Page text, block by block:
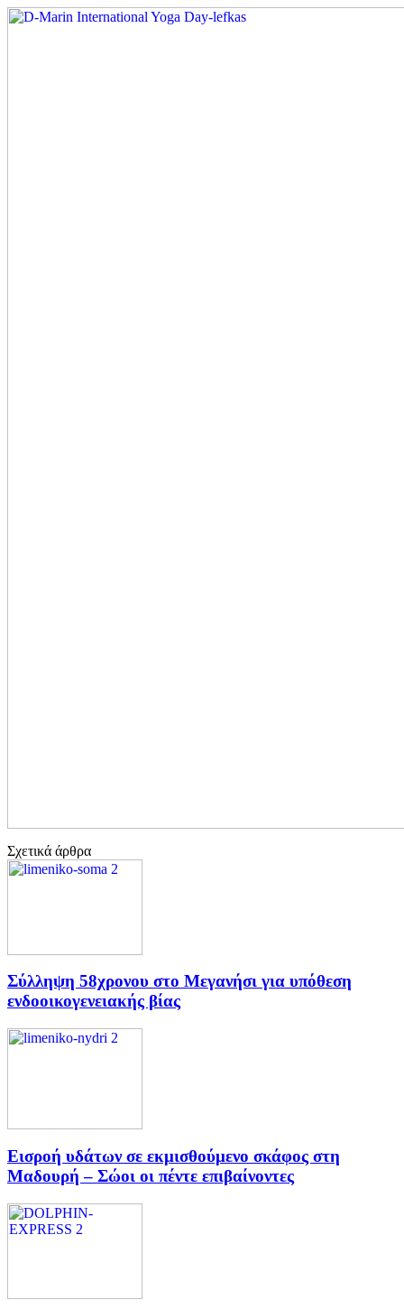
Σχετικά άρθρα
Σύλληψη 58χρονου στο Μεγανήσι για υπόθεση
ενδοοικογενειακής βίας
Εισροή υδάτων σε εκμισθούμενο σκάφος στη
Μαδουρή – Σώοι οι πέντε επιβαίνοντες